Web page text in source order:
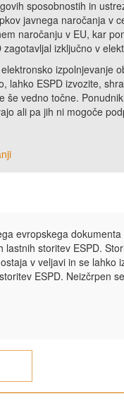
sposobnostih in
javnega naročanja v
naročanju v EU, kar
izključno v
izpolnjevanje
lahko ESPD izvozite,
vedno točne.
ali pa jih ni mogoče
evropskega
storitev ESPD.
v veljavi in se lahko
ESPD. Neizčrpen